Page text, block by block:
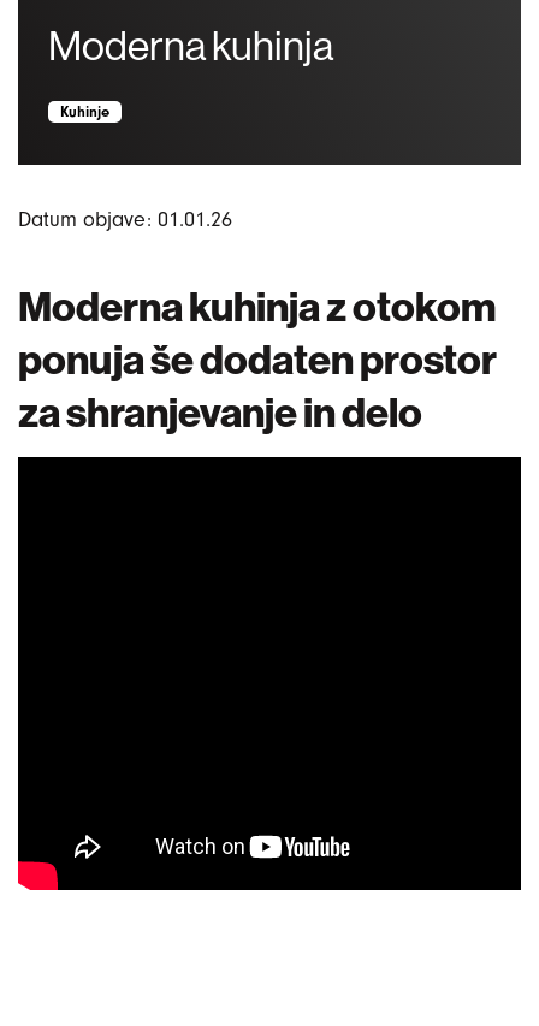
Moderna kuhinja
Kuhinje
Datum objave: 01.01.26
Moderna kuhinja z otokom
ponuja še dodaten prostor
za shranjevanje in delo